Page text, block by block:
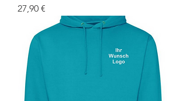
Preis
27,90 €